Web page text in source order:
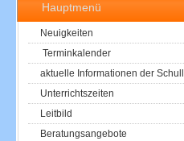
Hauptmenü
Neuigkeiten
Terminkalender
aktuelle Informationen der
Unterrichtszeiten
Leitbild
Beratungsangebote